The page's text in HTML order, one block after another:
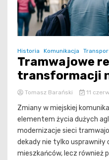
Historia Komunikacja
Tramwajowe
transformacji
Tomasz Barański 11
Zmiany w miejskiej
elementem życia dużych
modernizacje sieci
dekady nie tylko
mieszkańców, lecz również